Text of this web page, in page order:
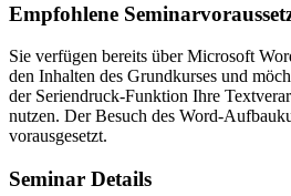
Empfohlene
Sie verfügen bereits über Microsoft
den Inhalten des Grundkurses und
der Seriendruck-Funktion Ihre
nutzen. Der Besuch des Word-
vorausgesetzt.
Seminar Details